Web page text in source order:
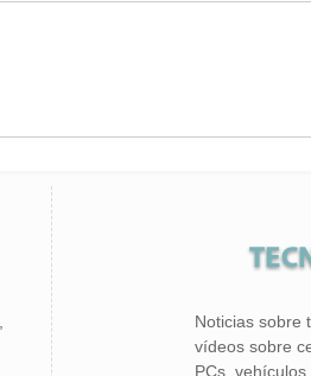
Noticias sobre
vídeos sobre
PCs,